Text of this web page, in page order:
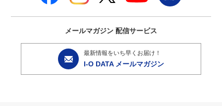
メールマガジン 配信サービス
最新情報をいち早くお届け！
I-O DATA メールマガジン